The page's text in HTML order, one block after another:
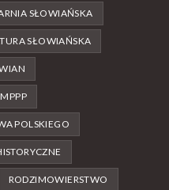
SŁOWIAŃSKA
SŁOWIAŃSKA
MPPP
POLSKIEGO
RODZIMOWIERSTWO